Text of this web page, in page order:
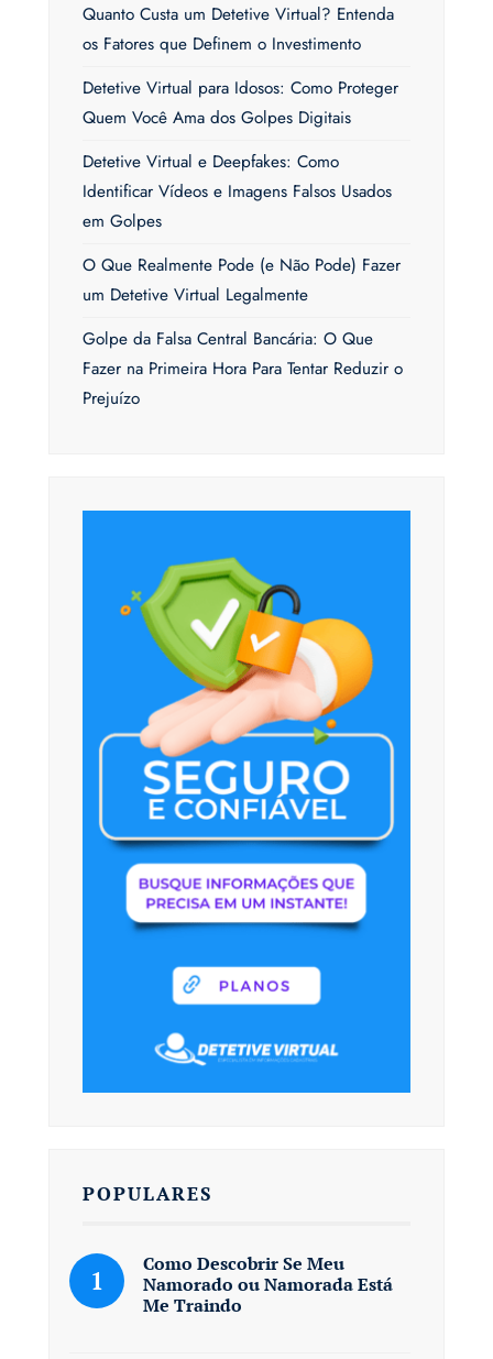
Quanto Custa um Detetive Virtual? Entenda
os Fatores que Definem o Investimento
Detetive Virtual para Idosos: Como Proteger
Quem Você Ama dos Golpes Digitais
Detetive Virtual e Deepfakes: Como
Identificar Vídeos e Imagens Falsos Usados
em Golpes
O Que Realmente Pode (e Não Pode) Fazer
um Detetive Virtual Legalmente
Golpe da Falsa Central Bancária: O Que
Fazer na Primeira Hora Para Tentar Reduzir o
Prejuízo
POPULARES
Como Descobrir Se Meu
Namorado ou Namorada Está
Me Traindo